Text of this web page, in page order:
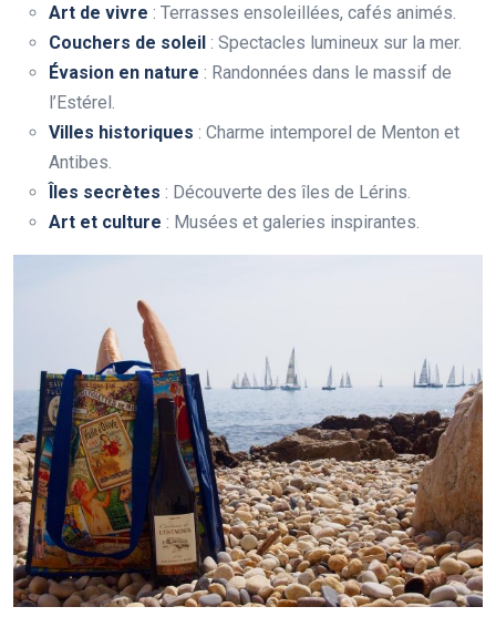
Art de vivre : Terrasses ensoleillées, cafés animés.
Couchers de soleil : Spectacles lumineux sur la mer.
Évasion en nature : Randonnées dans le massif de
l’Estérel.
Villes historiques : Charme intemporel de Menton et
Antibes.
Îles secrètes : Découverte des îles de Lérins.
Art et culture : Musées et galeries inspirantes.